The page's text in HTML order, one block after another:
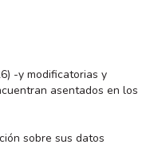
-y modificatorias y
asentados en los
sobre sus datos